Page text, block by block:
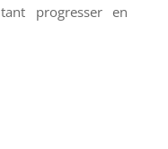
progresser en